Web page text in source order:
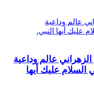
عالم وداعية
أيها النبي.
عالم وداعية
عليك أيها